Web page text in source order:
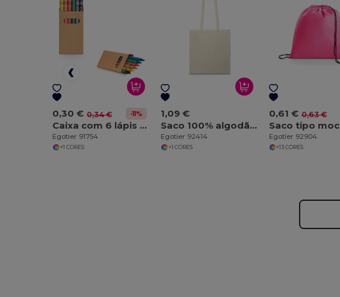
0,30 € 0,34 € -11%
Caixa com 6 lápis de cera
Egotier 91754
+1 CORES
1,09 €
Saco 100% algodão (100 g/m²)
Egotier 92414
+1 CORES
0,61 € 0,63 €
Egotier 92904
+13 CORES